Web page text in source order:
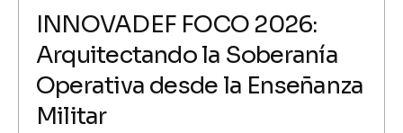
INNOVADEF FOCO 2026:
Arquitectando la Soberanía
Operativa desde la Enseñanza
Militar